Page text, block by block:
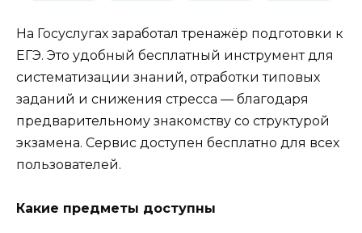
На Госуслугах заработал тренажёр подготовки к
ЕГЭ. Это удобный бесплатный инструмент для
систематизации знаний, отработки типовых
заданий и снижения стресса — благодаря
предварительному знакомству со структурой
экзамена. Сервис доступен бесплатно для всех
пользователей.
Какие предметы доступны